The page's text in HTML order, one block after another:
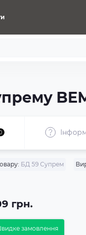
БД 59 Супрем
грн.
замовлення